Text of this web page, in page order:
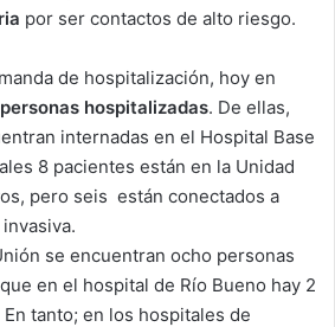
por ser contactos de alto riesgo.
de hospitalización, hoy en
hospitalizadas. De ellas,
internadas en el Hospital Base
8 pacientes están en la Unidad
pero seis están conectados a
se encuentran ocho personas
en el hospital de Río Bueno hay 2
tanto; en los hospitales de